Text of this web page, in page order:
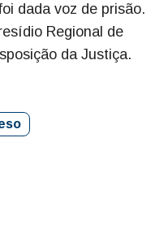
dada voz de prisão.
Regional de
da Justiça.